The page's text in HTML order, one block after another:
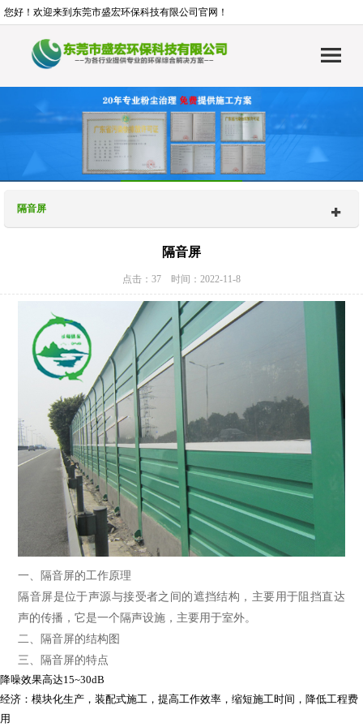
您好！欢迎来到东莞市盛宏环保科技有限公司官网！
隔音屏
隔音屏
点击：37 时间：2022-11-8
一、隔音屏的工作原理
隔音屏是位于声源与接受者之间的遮挡结构，主要用于阻挡直达
声的传播，它是一个隔声设施，主要用于室外。
二、隔音屏的结构图
三、隔音屏的特点
降噪效果高达15~30dB
经济：模块化生产，装配式施工，提高工作效率，缩短施工时间，降低工程费
用